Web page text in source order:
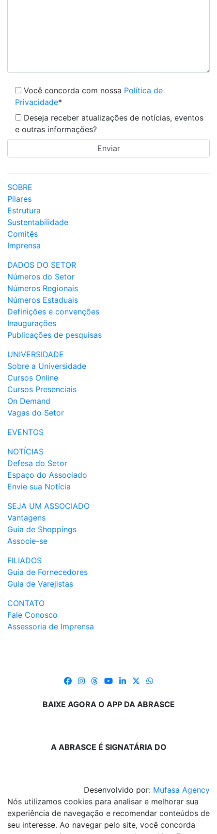
Você concorda com nossa Política de
Privacidade*
Deseja receber atualizações de notícias, eventos
e outras informações?
SOBRE
Pilares
Estrutura
Sustentabilidade
Comitês
Imprensa
DADOS DO SETOR
Números do Setor
Números Regionais
Números Estaduais
Definições e convenções
Inaugurações
Publicações de pesquisas
UNIVERSIDADE
Sobre a Universidade
Cursos Online
Cursos Presenciais
On Demand
Vagas do Setor
EVENTOS
NOTÍCIAS
Defesa do Setor
Espaço do Associado
Envie sua Notícia
SEJA UM ASSOCIADO
Vantagens
Guia de Shoppings
Associe-se
FILIADOS
Guia de Fornecedores
Guia de Varejistas
CONTATO
Fale Conosco
Assessoria de Imprensa
BAIXE AGORA O APP DA ABRASCE
A ABRASCE É SIGNATÁRIA DO
Desenvolvido por: Mufasa Agency
Nós utilizamos cookies para analisar e melhorar sua
experiência de navegação e recomendar conteúdos de
seu interesse. Ao navegar pelo site, você concorda